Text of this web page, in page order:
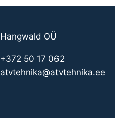
Hangwald OÜ
+372 50 17 062
atvtehnika@atvtehnika.ee